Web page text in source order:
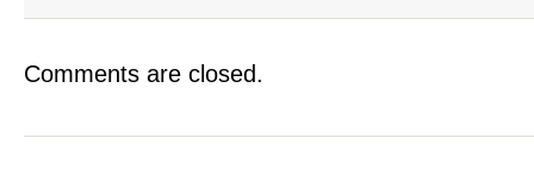
Comments are closed.